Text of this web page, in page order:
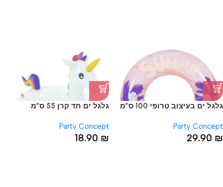
גלגל ים בעיצוב טרופי 100 ס”מ
Party Concept
29.90 ₪
גלגל ים חד קרן 55 ס”מ
Party Concept
18.90 ₪